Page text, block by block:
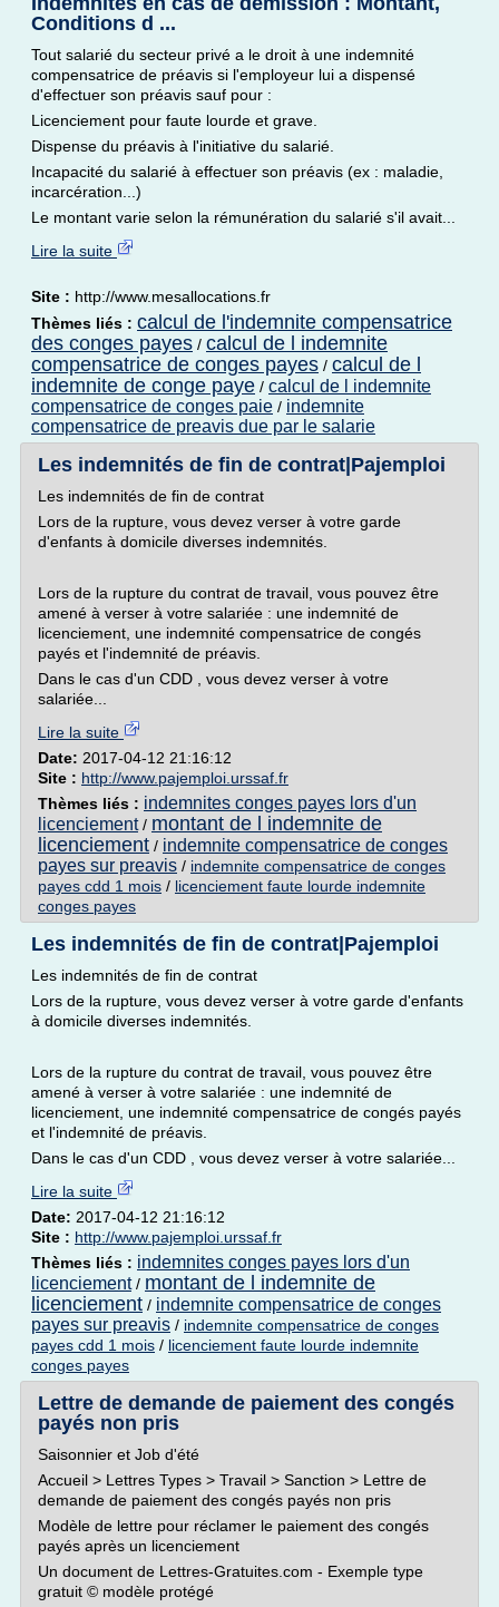
Conditions d ...
Tout salarié du secteur privé a le droit à une indemnité
compensatrice de préavis si l'employeur lui a dispensé
d'effectuer son préavis sauf pour :
Licenciement pour faute lourde et grave.
Dispense du préavis à l'initiative du salarié.
Incapacité du salarié à effectuer son préavis (ex : maladie,
incarcération...)
Le montant varie selon la rémunération du salarié s'il avait...
Lire la suite
Site : http://www.mesallocations.fr
Thèmes liés : calcul de l'indemnite compensatrice
des conges payes / calcul de l indemnite
compensatrice de conges payes / calcul de l
indemnite de conge paye / calcul de l indemnite
compensatrice de conges paie / indemnite
compensatrice de preavis due par le salarie
Les indemnités de fin de contrat|Pajemploi
Les indemnités de fin de contrat
Lors de la rupture, vous devez verser à votre garde
d'enfants à domicile diverses indemnités.
Lors de la rupture du contrat de travail, vous pouvez être
amené à verser à votre salariée : une indemnité de
licenciement, une indemnité compensatrice de congés
payés et l'indemnité de préavis.
Dans le cas d'un CDD , vous devez verser à votre
salariée...
Lire la suite
Date: 2017-04-12 21:16:12
Site : http://www.pajemploi.urssaf.fr
Thèmes liés : indemnites conges payes lors d'un
licenciement/ montant de l indemnite de
licenciement / indemnite compensatrice de conges
payes sur preavis / indemnite compensatrice de conges
payes cdd 1 mois / licenciement faute lourde indemnite
conges payes
Les indemnités de fin de contrat|Pajemploi
Les indemnités de fin de contrat
Lors de la rupture, vous devez verser à votre garde d'enfants
à domicile diverses indemnités.
Lors de la rupture du contrat de travail, vous pouvez être
amené à verser à votre salariée : une indemnité de
licenciement, une indemnité compensatrice de congés payés
et l'indemnité de préavis.
Dans le cas d'un CDD , vous devez verser à votre salariée...
Lire la suite
Date: 2017-04-12 21:16:12
Site : http://www.pajemploi.urssaf.fr
Thèmes liés : indemnites conges payes lors d'un
licenciement/ montant de l indemnite de
licenciement / indemnite compensatrice de conges
payes sur preavis / indemnite compensatrice de conges
payes cdd 1 mois / licenciement faute lourde indemnite
conges payes
Lettre de demande de paiement des congés
payés non pris
Saisonnier et Job d'été
Accueil > Lettres Types > Travail > Sanction > Lettre de
demande de paiement des congés payés non pris
Modèle de lettre pour réclamer le paiement des congés
payés après un licenciement
Un document de Lettres-Gratuites.com - Exemple type
gratuit © modèle protégé